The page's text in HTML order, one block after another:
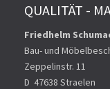
QUALITÄT -
Friedhelm
Bau- und
Zeppelinstr. 11
D ­ 47638 Straelen